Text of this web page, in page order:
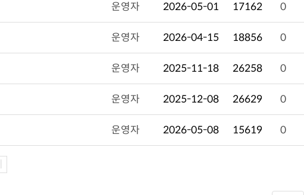
운영자 2026-05-01 17162 0
운영자 2026-04-15 18856 0
운영자 2025-11-18 26258 0
운영자 2025-12-08 26629 0
운영자 2026-05-08 15619 0